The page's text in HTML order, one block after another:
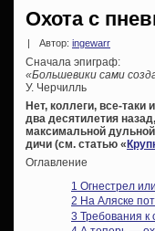
Охота с
| Автор: ingewarr
Сначала эпиграф:
«Большевики сами
У. Черчилль
Нет, коллеги, все-
два десятилетия
максимальной
дичи (см. статью «
Оглавление
1 Огнестрел
2 На Аляске
3 Требования к